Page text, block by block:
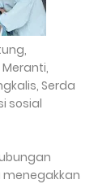
Serda
sosial